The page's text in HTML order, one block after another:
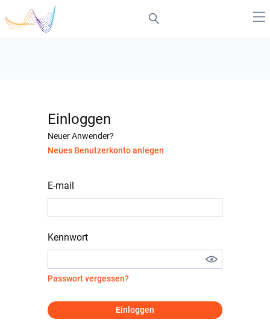
Einloggen
Neuer Anwender?
Neues Benutzerkonto anlegen
E-mail
Kennwort
Passwort vergessen?
Einloggen